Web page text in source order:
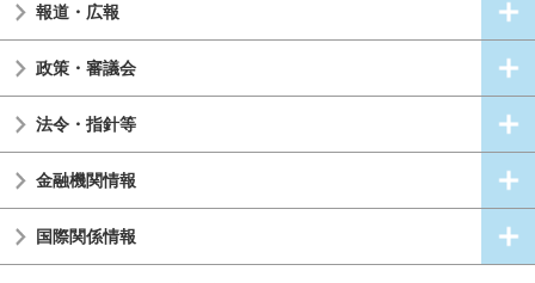
報道・広報
政策・審議会
法令・指針等
金融機関情報
国際関係情報